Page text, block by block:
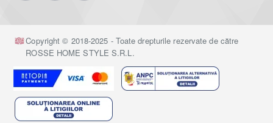
Copyright © 2018-2025 - Toate drepturile rezervate de către
ROSSE HOME STYLE S.R.L.